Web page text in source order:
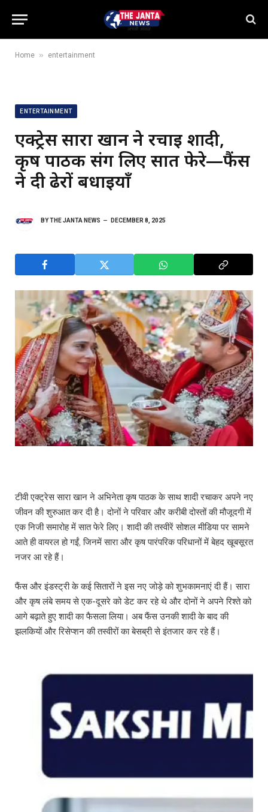
Home » entertainment
ENTERTAINMENT
एक्ट्रेस सारा खान ने रचाई शादी,
कृष पाठक संग लिए सात फेरे—फैंस
ने दी ढेरों बधाइयाँ
BYTHE JANTA NEWS DECEMBER 8, 2025
टीवी एक्ट्रेस सारा खान ने अभिनेता कृष पाठक के साथ शादी रचाकर अपने नए
जीवन की शुरुआत कर दी है। दोनों ने परिवार और करीबी दोस्तों की मौजूदगी में
एक निजी समारोह में सात फेरे लिए। शादी की तस्वीरें सोशल मीडिया पर सामने
आते ही वायरल हो गईं, जिनमें सारा और कृष पारंपरिक परिधानों में बेहद खूबसूरत
नजर आ रहे हैं।
फैंस और इंडस्ट्री के कई सितारों ने इस नए जोड़े को शुभकामनाएं दी हैं। सारा
और कृष लंबे समय से एक-दूसरे को डेट कर रहे थे और दोनों ने अपने रिश्ते को
आगे बढ़ाते हुए शादी का फैसला लिया। अब फैंस उनकी शादी के बाद की
झलकियों और रिसेप्शन की तस्वीरों का बेसब्री से इंतजार कर रहे हैं।